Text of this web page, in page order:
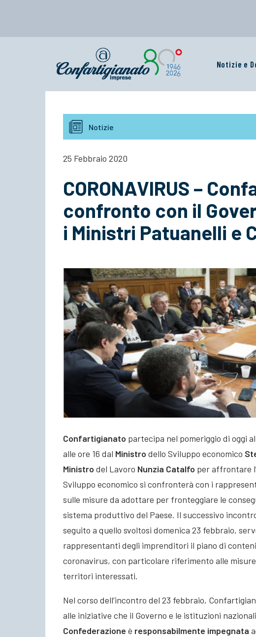
Notizie e
Notizie
25 Febbraio 2020
CORONAVIRUS –
confronto con il
i Ministri Patuanelli e
Confartigianato partecipa nel pomeriggio di oggi
alle ore 16 dal Ministro dello Sviluppo economico
Ministro del Lavoro Nunzia Catalfo per affrontare
Sviluppo economico si confronterà con i
sulle misure da adottare per fronteggiare le
sistema produttivo del Paese. Il successivo
seguito a quello svoltosi domenica 23 febbraio,
rappresentanti degli imprenditori il piano di
coronavirus, con particolare riferimento alle
territori interessati.
Nel corso dell’incontro del 23 febbraio,
alle iniziative che il Governo e le istituzioni
Confederazione è responsabilmente impegnata